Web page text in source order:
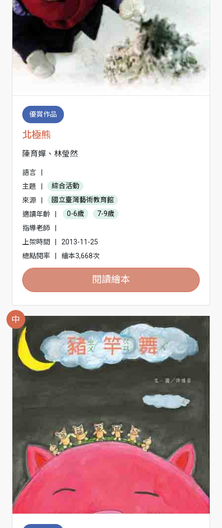
優賞作品
北極熊
陳育嬋、林瑩然
語言
主題
綜合活動
來源
國立臺灣藝術教育館
適讀年齡
0-6歲
7-9歲
指導老師
上架時間
2013-11-25
總點閱率
繪本3,668次
閱讀繪本
中